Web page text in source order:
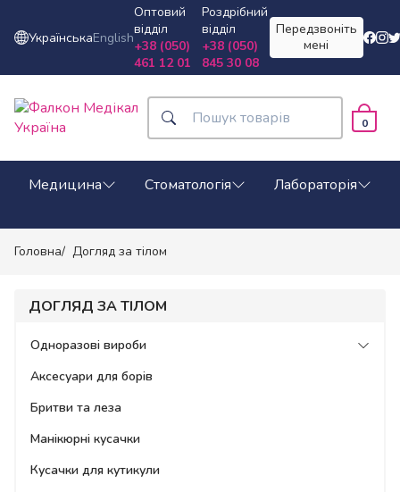
УкраїнськаEnglish
Оптовий
відділ
+38 (050)
461 12 01
Роздрібний
відділ
+38 (050)
845 30 08
Передзвоніть
мені
0
Медицина Стоматологія Лабораторія
Головна Догляд за тілом
ДОГЛЯД ЗА ТІЛОМ
Одноразові вироби
Аксесуари для борів
Бритви та леза
Манікюрні кусачки
Кусачки для кутикули